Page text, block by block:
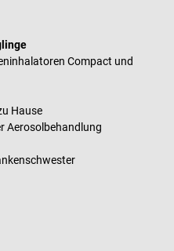
Compact und
Hause
Aerosolbehandlung